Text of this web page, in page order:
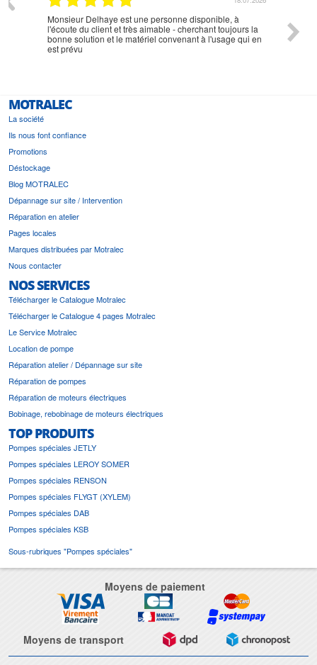
Monsieur Delhaye est une personne disponible, à
l'écoute du client et très aimable - cherchant toujours la
bonne solution et le matériel convenant à l'usage qui en
est prévu
MOTRALEC
La société
Ils nous font confiance
Promotions
Déstockage
Blog MOTRALEC
Dépannage sur site / Intervention
Réparation en atelier
Pages locales
Marques distribuées par Motralec
Nous contacter
NOS SERVICES
Télécharger le Catalogue Motralec
Télécharger le Catalogue 4 pages Motralec
Le Service Motralec
Location de pompe
Réparation atelier / Dépannage sur site
Réparation de pompes
Réparation de moteurs électriques
Bobinage, rebobinage de moteurs électriques
TOP PRODUITS
Pompes spéciales JETLY
Pompes spéciales LEROY SOMER
Pompes spéciales RENSON
Pompes spéciales FLYGT (XYLEM)
Pompes spéciales DAB
Pompes spéciales KSB
Sous-rubriques "Pompes spéciales"
Moyens de paiement
Moyens de transport